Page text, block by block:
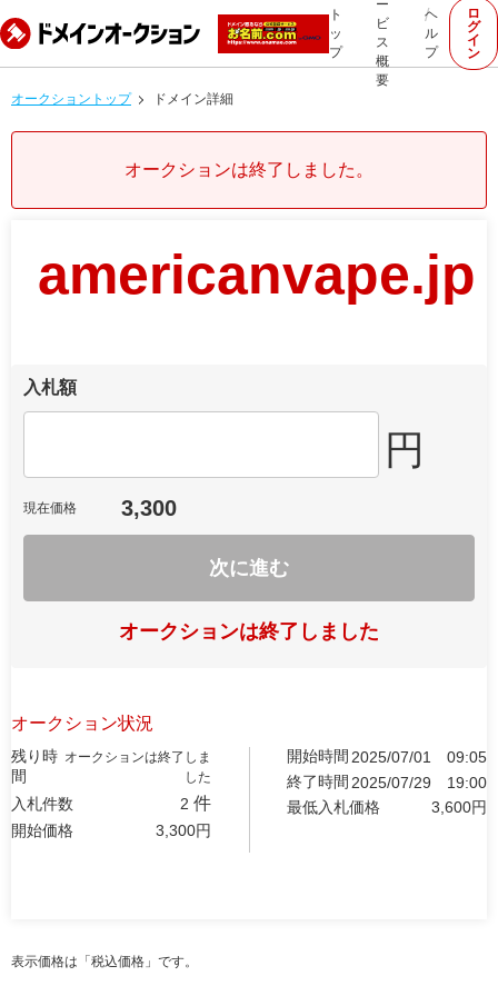
ト
ッ
プ
ー
ビ
ス
概
要
ヘ
ル
プ
ロ
グ
イ
ン
オークショントップ ドメイン詳細
オークションは終了しました。
americanvape.jp
入札額
円
現在価格 3,300
次に進む
オークションは終了しました
オークション状況
残り時
間
オークションは終了しま
した
入札件数 2 件
開始価格 3,300円
開始時間 2025/07/01
09:05
終了時間 2025/07/29
19:00
最低入札価格
3,600円
表示価格は「税込価格」です。